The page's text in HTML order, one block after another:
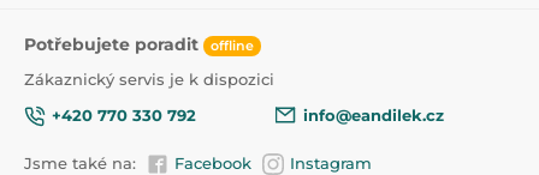
Potřebujete poradit offline
Zákaznický servis je k dispozici
+420 770 330 792
info@eandilek.cz
Jsme také na: Facebook Instagram